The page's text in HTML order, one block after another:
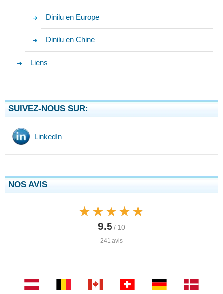
Dinilu en Europe
Dinilu en Chine
Liens
SUIVEZ-NOUS SUR:
LinkedIn
NOS AVIS
★★★★★
★★★★★
9.5 / 10
241 avis